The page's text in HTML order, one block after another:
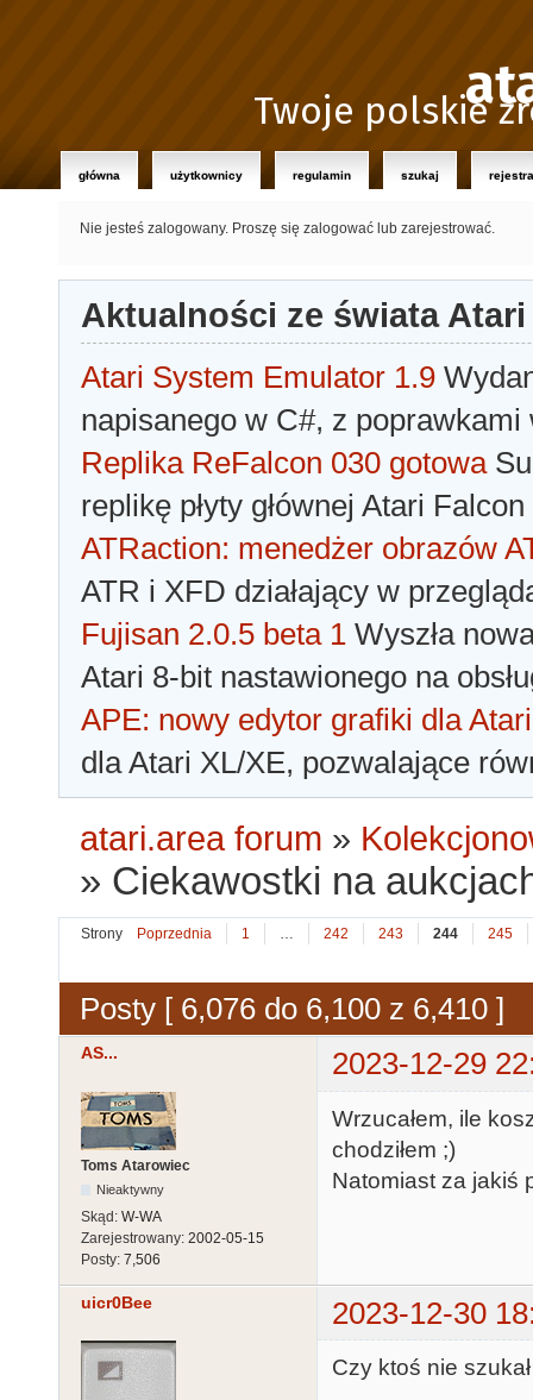
Twoje polskie
główna użytkownicy regulamin szukaj
Nie jesteś zalogowany. Proszę się zalogować lub zarejestrować.
Aktualności ze świata Atari
Atari System Emulator 1.9
napisanego w C#, z poprawkami
Replika ReFalcon 030 gotowa
replikę płyty głównej Atari
ATRaction: menedżer obrazów
ATR i XFD działający w
Fujisan 2.0.5 beta 1 Wyszła
Atari 8-bit nastawionego na
APE: nowy edytor grafiki dla Atari
dla Atari XL/XE, pozwalające
atari.area forum »
» Ciekawostki na
Strony Poprzednia 1 … 242 243 244 245
Posty [ 6,076 do 6,100 z 6,410 ]
AS... 2023-12-29
Toms Atarowiec
Nieaktywny
Skąd: W-WA
Zarejestrowany: 2002-05-15
Posty: 7,506
Wrzucałem, ile
chodziłem ;)
Natomiast za jakiś
uicr0Bee 2023-12-30
Czy ktoś nie